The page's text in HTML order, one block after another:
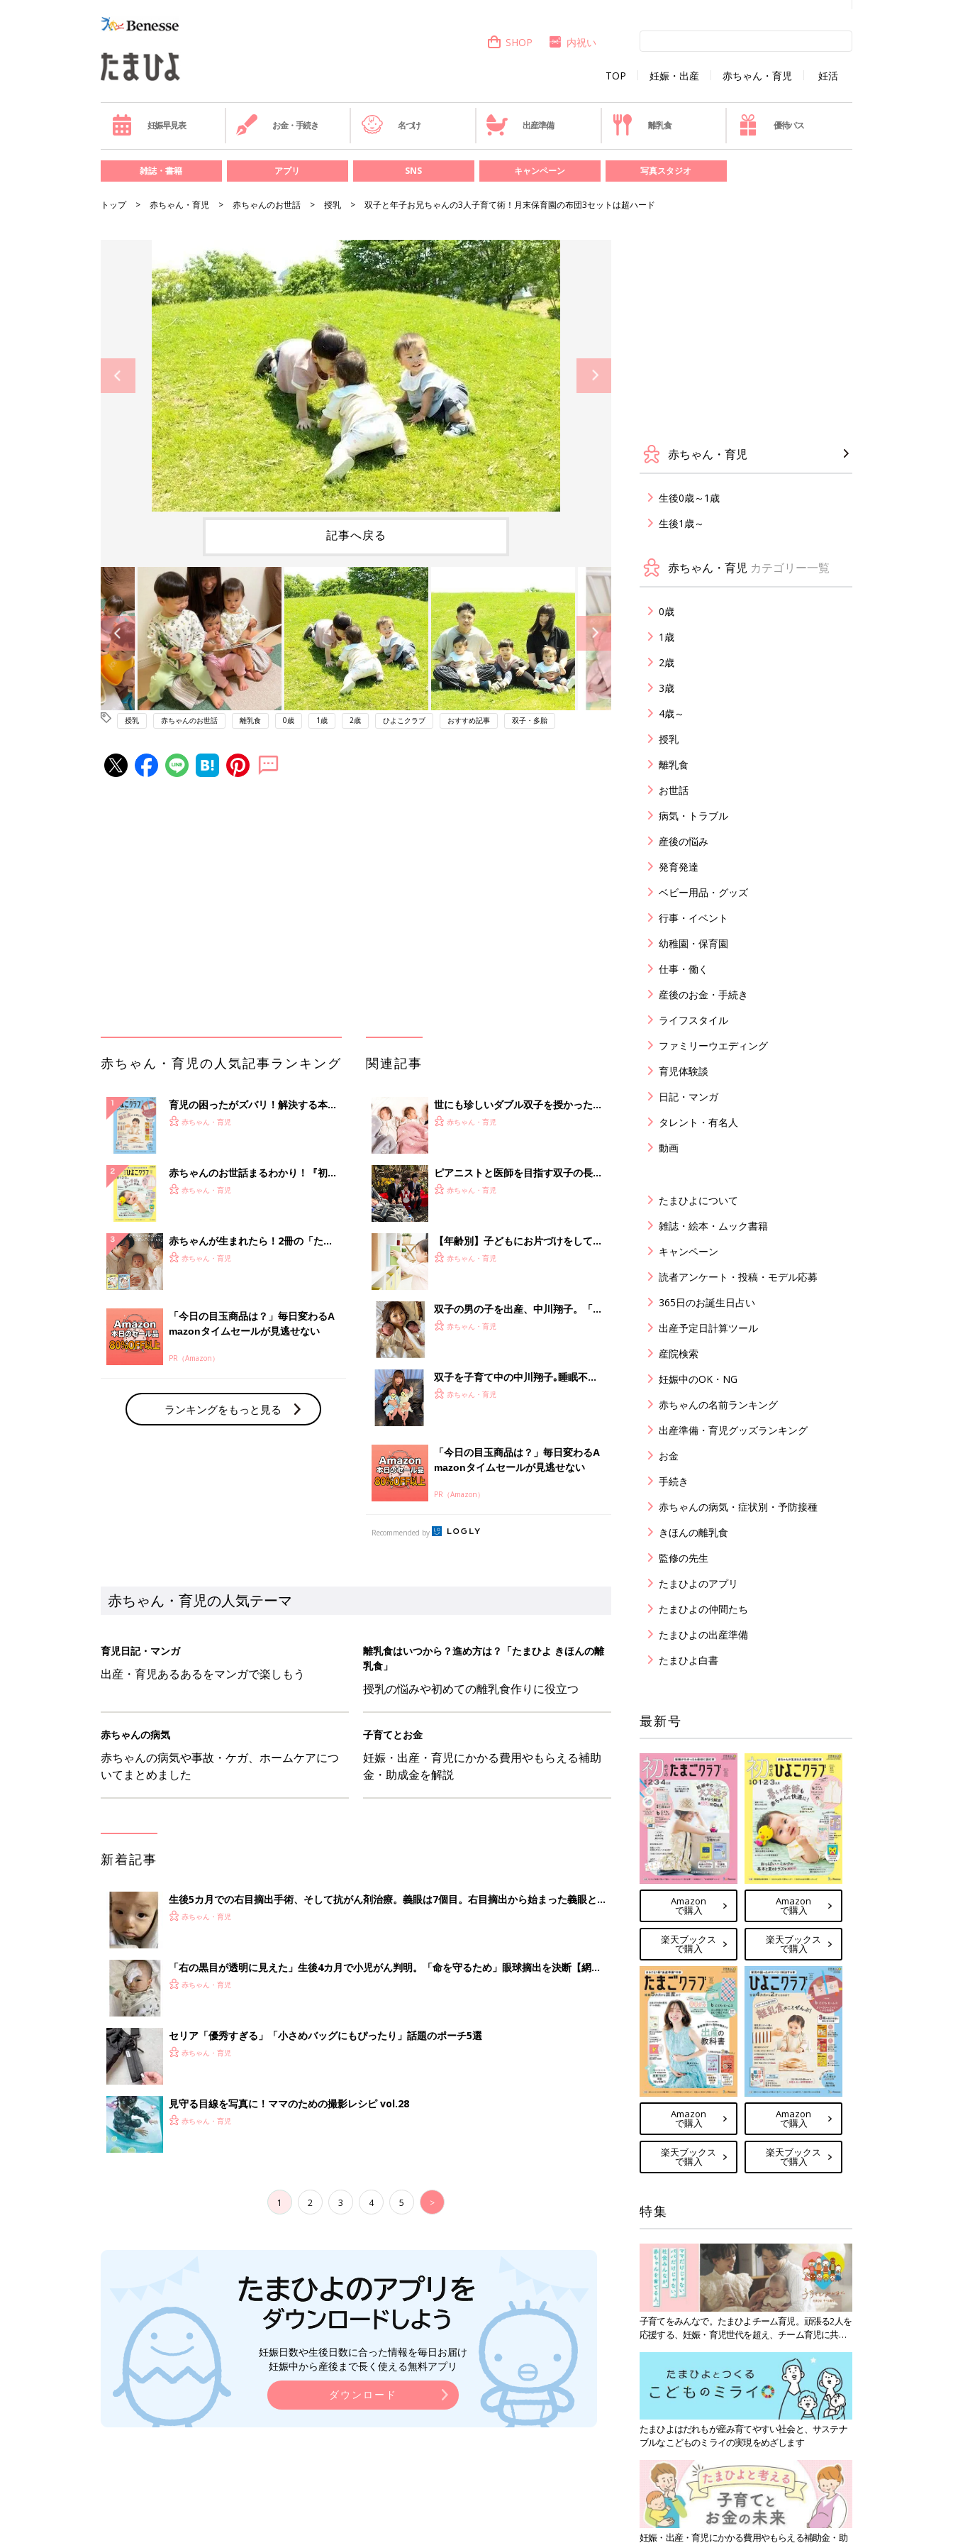
TOP 妊娠・出産 赤ちゃん・育児 妊活
SHOP 内祝い
妊娠早見表 お金・手続き 名づけ 出産準備 離乳食 優待パス
雑誌・書籍 アプリ SNS キャンペーン 写真スタジオ
トップ 赤ちゃん・育児 赤ちゃんのお世話 授乳 双子と年子お兄ちゃんの3人子育て術！月末保育園の布団3セットは超ハード
記事へ戻る
授乳 赤ちゃんのお世話 離乳食 0歳 1歳 2歳 ひよこクラブ おすすめ記事 双子・多胎
mazonタイムセールが見逃せない
PR（Amazon）
ランキングをもっと見る
らなきゃならないものができた」とい
う気持ちに
吐く｢サイレント吐き｣を心配
mazonタイムセールが見逃せない
PR（Amazon）
赤ちゃん・育児の人気テーマ
育児日記・マンガ
離乳食はいつから？進め方は？「たまひよ きほんの離
授乳の悩みや初めての離乳食作りに役立つ
子育てとお金
妊娠・出産・育児にかかる費用やもらえる補助
金・助成金を解説
生後5カ月での右目摘出手術、そして抗がん剤治療。義眼は7個目。右目摘出から始まった義眼と
の生活【網膜芽細胞腫】
赤ちゃん・育児
「右の黒目が透明に見えた」生後4カ月で小児がん判明。「命を守るため」眼球摘出を決断【網膜
赤ちゃん・育児
セリア「優秀すぎる」「小さめバッグにもぴったり」話題のポーチ5選
1 2 3 4 5 >
赤ちゃん・育児
生後0歳～1歳
生後1歳～
赤ちゃん・育児 カテゴリー一覧
0歳
1歳
2歳
3歳
4歳～
授乳
離乳食
お世話
病気・トラブル
産後の悩み
発育発達
ベビー用品・グッズ
行事・イベント
幼稚園・保育園
仕事・働く
産後のお金・手続き
ライフスタイル
ファミリーウエディング
育児体験談
日記・マンガ
タレント・有名人
動画
たまひよについて
雑誌・絵本・ムック書籍
キャンペーン
読者アンケート・投稿・モデル応募
365日のお誕生日占い
出産予定日計算ツール
産院検索
妊娠中のOK・NG
赤ちゃんの名前ランキング
出産準備・育児グッズランキング
お金
手続き
赤ちゃんの病気・症状別・予防接種
きほんの離乳食
監修の先生
たまひよのアプリ
たまひよの仲間たち
たまひよの出産準備
たまひよ白書
最新号
Amazon
で購入
楽天ブックス
で購入
Amazon
で購入
楽天ブックス
で購入
Amazon
で購入
楽天ブックス
で購入
Amazon
で購入
楽天ブックス
で購入
特集
子育てをみんなで。たまひよチーム育児。頑張る2人を
応援する、妊娠・育児世代を超え、チーム育児に共感
たまひよはだれもが産み育てやすい社会と、サステナ
ブルなこどものミライの実現をめざします
妊娠・出産・育児にかかる費用やもらえる補助金・助